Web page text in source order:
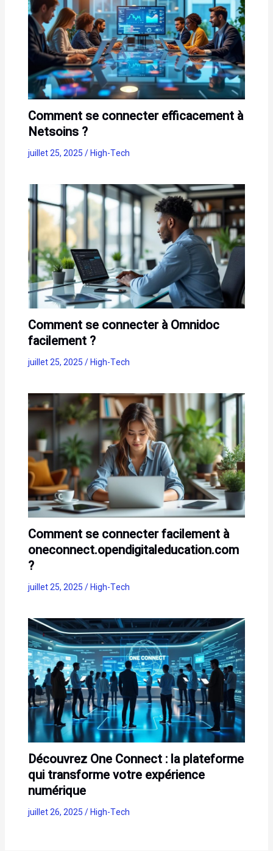
Comment se connecter efficacement à
Netsoins ?
juillet 25, 2025/High-Tech
Comment se connecter à Omnidoc
facilement ?
juillet 25, 2025/High-Tech
Comment se connecter facilement à
oneconnect.opendigitaleducation.com
?
juillet 25, 2025/High-Tech
Découvrez One Connect : la plateforme
qui transforme votre expérience
numérique
juillet 26, 2025/High-Tech